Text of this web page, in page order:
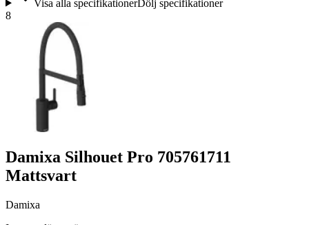
Visa alla specifikationerDölj specifikationer
8
Damixa Silhouet Pro 705761711
Mattsvart
Damixa